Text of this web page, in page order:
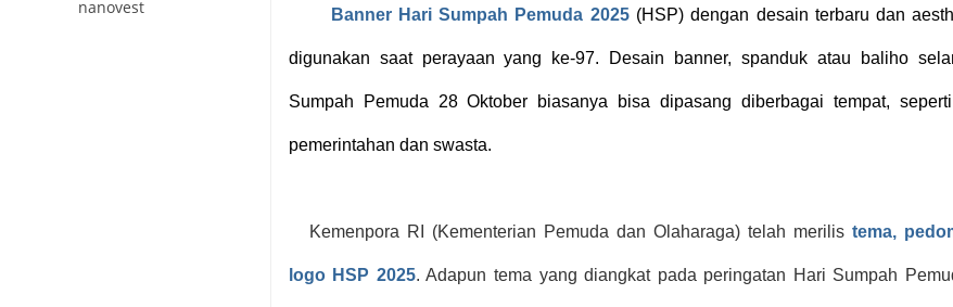
Banner Hari Sumpah Pemuda 2025(HSP) dengan desain terbaru dan
digunakan saat perayaan yang ke-97. Desain banner, spanduk atau baliho
Sumpah Pemuda 28 Oktober biasanya bisa dipasang diberbagai tempat,
pemerintahan dan swasta.
Kemenpora RI (Kementerian Pemuda dan Olaharaga) telah merilis tema,
logo HSP 2025. Adapun tema yang diangkat pada peringatan Hari Sumpah